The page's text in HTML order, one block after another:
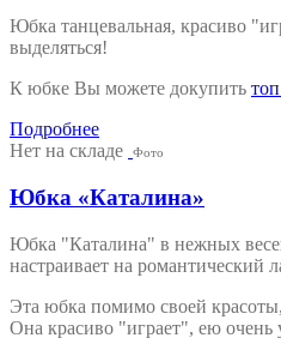
Юбка танцевальная, красиво
выделяться!
К юбке Вы можете докупить
Подробнее
Нет на складе
Фото
Юбка «Каталина»
Юбка "Каталина" в нежных
настраивает на романтический
Эта юбка помимо своей
Она красиво "играет", ею очень